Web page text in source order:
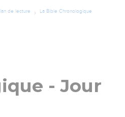
de lecture La Bible Chronologique
- Jour